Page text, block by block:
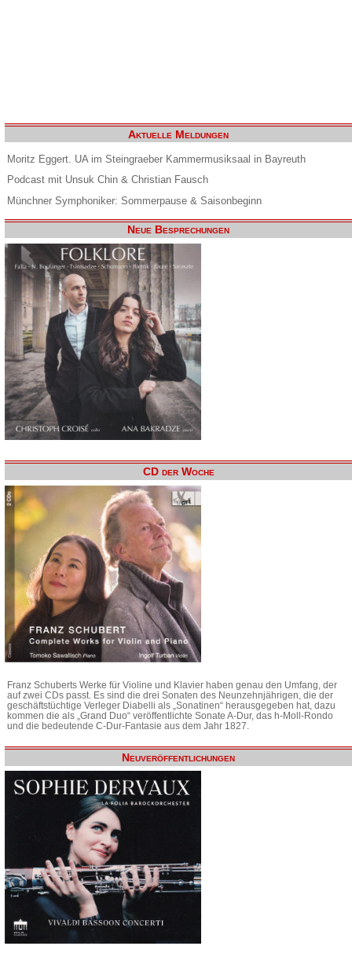
Aktuelle Meldungen
Moritz Eggert. UA im Steingraeber Kammermusiksaal in Bayreuth
Podcast mit Unsuk Chin & Christian Fausch
Münchner Symphoniker: Sommerpause & Saisonbeginn
Neue Besprechungen
CD der Woche
Franz Schuberts Werke für Violine und Klavier haben genau den Umfang, der
auf zwei CDs passt. Es sind die drei Sonaten des Neunzehnjährigen, die der
geschäftstüchtige Verleger Diabelli als „Sonatinen“ herausgegeben hat, dazu
kommen die als „Grand Duo“ veröffentlichte Sonate A-Dur, das h-Moll-Rondo
und die bedeutende C-Dur-Fantasie aus dem Jahr 1827.
Neuveröffentlichungen